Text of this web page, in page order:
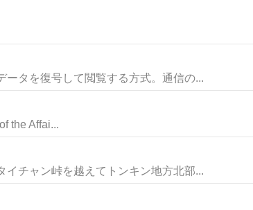
タを復号して閲覧する方式。通信の...
the Affai...
チャン峠を越えてトンキン地方北部...